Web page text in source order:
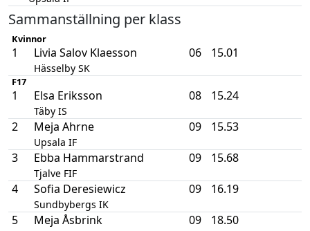
Sammanställning per klass
Kvinnor
1 Livia Salov Klaesson
Hässelby SK
06 15.01
F17
1 Elsa Eriksson
Täby IS
08 15.24
2 Meja Ahrne
Upsala IF
09 15.53
3 Ebba Hammarstrand
Tjalve FIF
09 15.68
4 Sofia Deresiewicz
Sundbybergs IK
09 16.19
5 Meja Åsbrink 09 18.50